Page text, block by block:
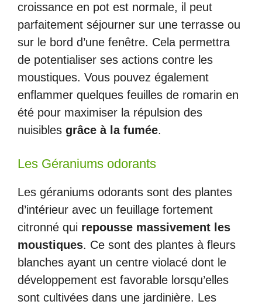
croissance en pot est normale, il peut
parfaitement séjourner sur une terrasse ou
sur le bord d’une fenêtre. Cela permettra
de potentialiser ses actions contre les
moustiques. Vous pouvez également
enflammer quelques feuilles de romarin en
été pour maximiser la répulsion des
nuisibles grâce à la fumée.
Les Géraniums odorants
Les géraniums odorants sont des plantes
d’intérieur avec un feuillage fortement
citronné qui repousse massivement les
moustiques. Ce sont des plantes à fleurs
blanches ayant un centre violacé dont le
développement est favorable lorsqu’elles
sont cultivées dans une jardinière. Les